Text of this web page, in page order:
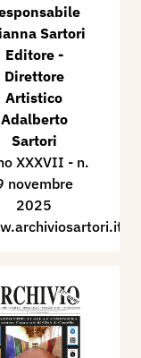
Sartori
Editore -
Direttore
Artistico
Adalberto
Sartori
XXXVII - n.
novembre
2025